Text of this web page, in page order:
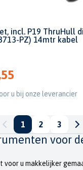
incl. P19 ThruHull
PZ) 14mtr kabel
u bij onze leverancier
1 2 3
voor
voor u makkelijker